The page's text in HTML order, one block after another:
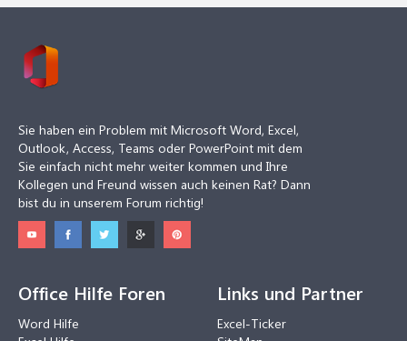
Sie haben ein Problem mit Microsoft Word, Excel,
Outlook, Access, Teams oder PowerPoint mit dem
Sie einfach nicht mehr weiter kommen und Ihre
Kollegen und Freund wissen auch keinen Rat? Dann
bist du in unserem Forum richtig!
Office Hilfe Foren
Word Hilfe
Links und Partner
Excel-Ticker